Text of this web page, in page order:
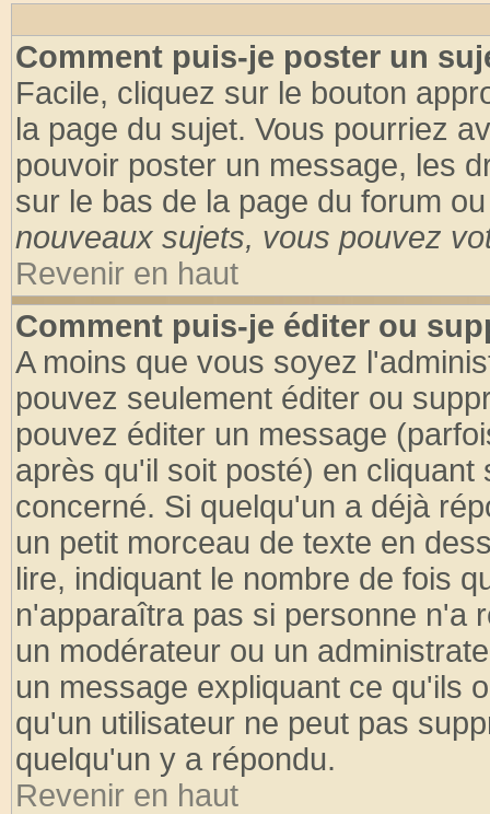
Comment puis-je poster un
Facile, cliquez sur le bouton
la page du sujet. Vous pourriez
pouvoir poster un message, les
sur le bas de la page du forum
nouveaux sujets, vous pouvez
Revenir en haut
Comment puis-je éditer ou
A moins que vous soyez
pouvez seulement éditer ou
pouvez éditer un message
après qu'il soit posté) en
concerné. Si quelqu'un a déjà
un petit morceau de texte en
lire, indiquant le nombre de fois
n'apparaîtra pas si personne n'a
un modérateur ou un
un message expliquant ce qu'ils
qu'un utilisateur ne peut pas
quelqu'un y a répondu.
Revenir en haut